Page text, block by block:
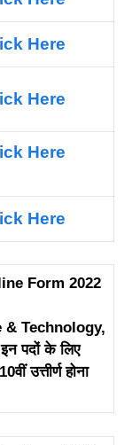
Here
Here
Here
Here
Form 2022
& Technology,
पदों के लिए
उत्तीर्ण होना